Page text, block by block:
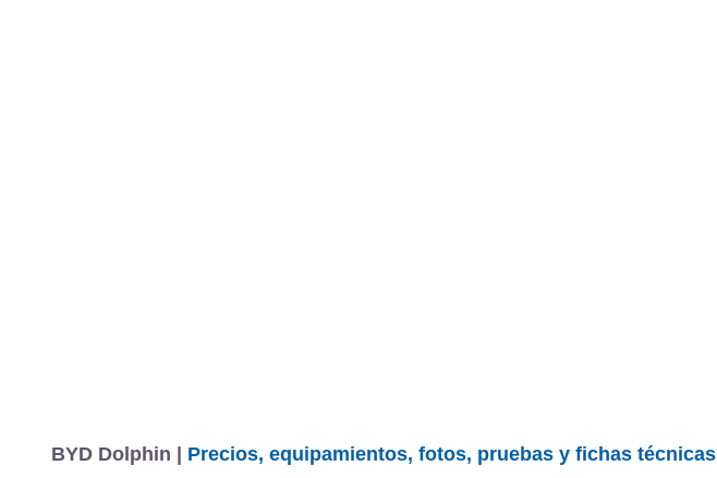
BYD Dolphin | Precios, equipamientos, fotos, pruebas y fichas técnicas